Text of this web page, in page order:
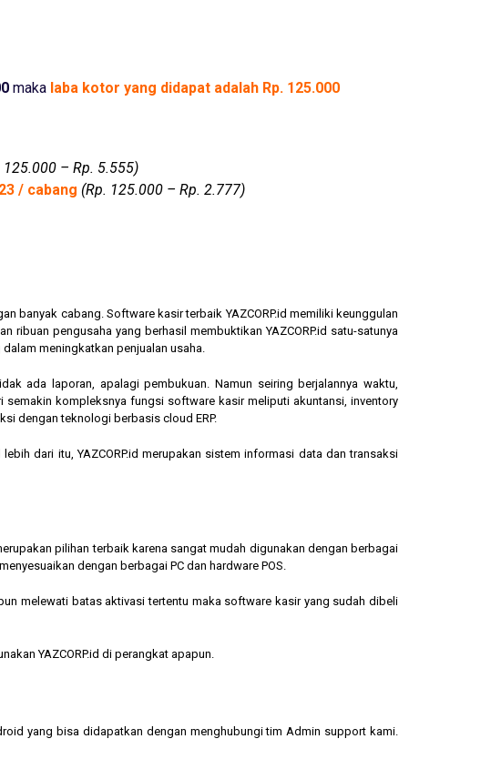
maka laba kotor yang didapat adalah Rp. 125.000
125.000 – Rp. 5.555)
/ cabang (Rp. 125.000 – Rp. 2.777)
banyak cabang. Software kasir terbaik YAZCORP.id memiliki keunggulan
ribuan pengusaha yang berhasil membuktikan YAZCORP.id satu-satunya
meningkatkan penjualan usaha.
ada laporan, apalagi pembukuan. Namun seiring berjalannya waktu,
kompleksnya fungsi software kasir meliputi akuntansi, inventory
dengan teknologi berbasis cloud ERP.
dari itu, YAZCORP.id merupakan sistem informasi data dan transaksi
pilihan terbaik karena sangat mudah digunakan dengan berbagai
dengan berbagai PC dan hardware POS.
melewati batas aktivasi tertentu maka software kasir yang sudah dibeli
YAZCORP.id di perangkat apapun.
yang bisa didapatkan dengan menghubungi tim Admin support kami.